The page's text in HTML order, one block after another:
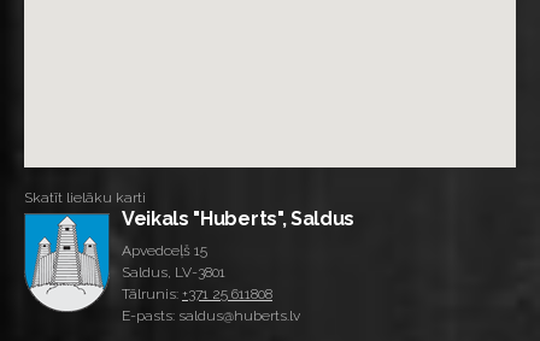
Skatīt lielāku karti
Veikals "Huberts", Saldus
Apvedceļš 15
Saldus, LV-3801
Tālrunis: +371 25 611808
E-pasts: saldus@huberts.lv